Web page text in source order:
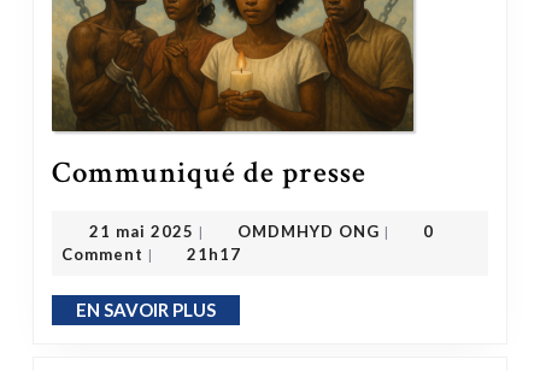
Communiqué de presse
21 mai 2025 | OMDMHYD ONG |
0
Comment | 21h17
EN SAVOIR PLUSEN SAVOIR PLUS